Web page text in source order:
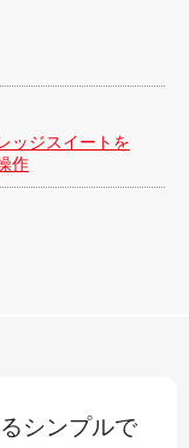
ッジスイートを
作
シンプルで